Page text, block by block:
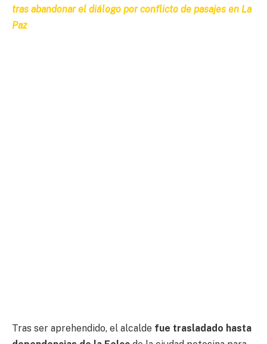
tras abandonar el diálogo por conflicto de pasajes en La
Paz
Tras ser aprehendido, el alcalde fue trasladado hasta